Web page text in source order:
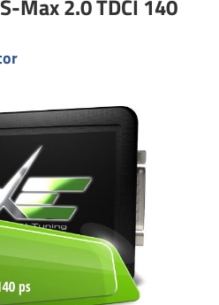
Max 2.0 TDCI 140